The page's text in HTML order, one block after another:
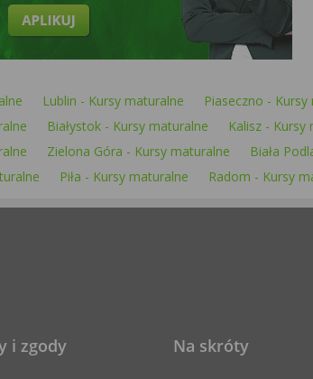
Lublin - Kursy maturalne Piaseczno -
Białystok - Kursy maturalne Kalisz - Kursy
Zielona Góra - Kursy maturalne Biała
Piła - Kursy maturalne Radom - Kursy
i zgody Na skróty